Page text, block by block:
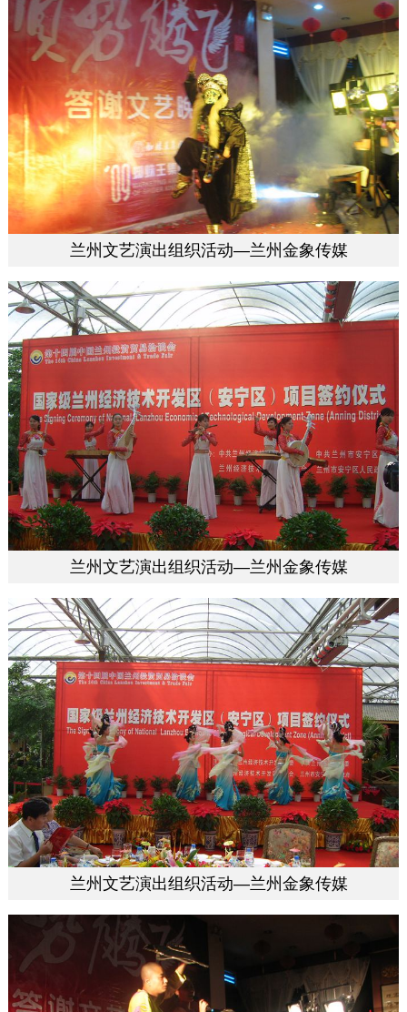
兰州文艺演出组织活动—兰州金象传媒
兰州文艺演出组织活动—兰州金象传媒
兰州文艺演出组织活动—兰州金象传媒